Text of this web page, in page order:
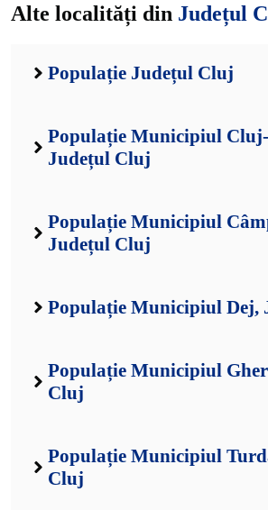
Alte localități din Județul
Populație Județul Cluj
Populație Municipiul
Județul Cluj
Populație Municipiul
Județul Cluj
Populație Municipiul Dej,
Populație Municipiul
Cluj
Populație Municipiul
Cluj